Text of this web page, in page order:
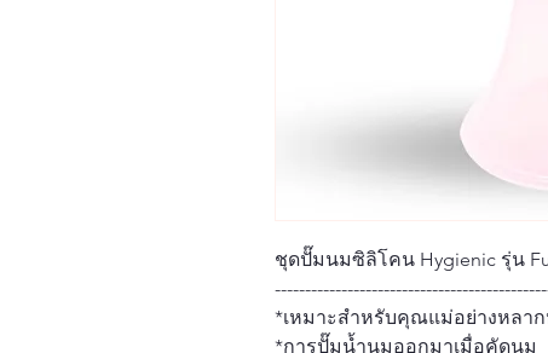
ชุดปั๊มนมซิลิโคน Hygienic รุ่น
*เหมาะสำหรับคุณแม่อย่างหลา
*การปั๊มน้ำนมออกมาเมื่อคัดนม